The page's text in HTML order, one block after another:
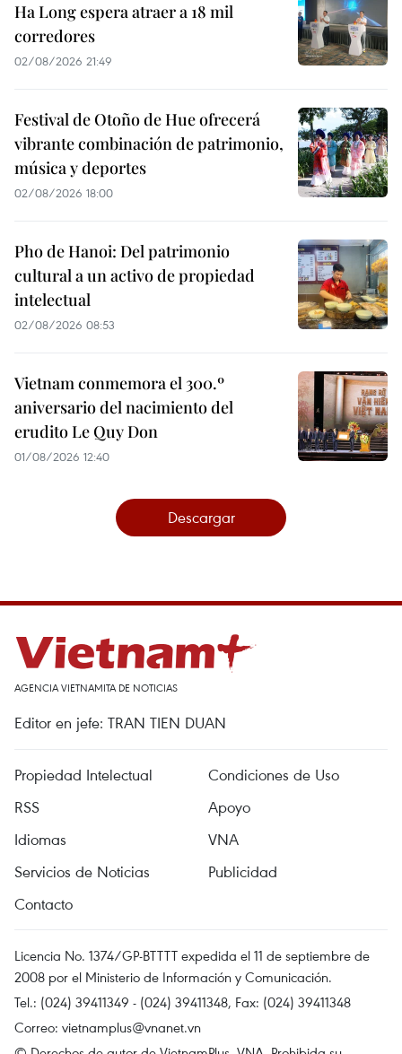
Ha Long espera atraer a 18 mil
corredores
02/08/2026 21:49
Festival de Otoño de Hue ofrecerá
vibrante combinación de patrimonio,
música y deportes
02/08/2026 18:00
Pho de Hanoi: Del patrimonio
cultural a un activo de propiedad
intelectual
02/08/2026 08:53
Vietnam conmemora el 300.º
aniversario del nacimiento del
erudito Le Quy Don
01/08/2026 12:40
Descargar
AGENCIA VIETNAMITA DE NOTICIAS
Editor en jefe: TRAN TIEN DUAN
Propiedad Intelectual
Condiciones de Uso
RSS
Apoyo
Idiomas
VNA
Servicios de Noticias
Publicidad
Contacto
Licencia No. 1374/GP-BTTTT expedida el 11 de septiembre de
2008 por el Ministerio de Información y Comunicación.
Tel.: (024) 39411349 - (024) 39411348, Fax: (024) 39411348
Correo: vietnamplus@vnanet.vn